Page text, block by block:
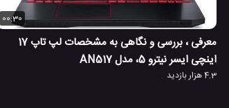
00:30
معرفی ، بررسی و نگاهی به مشخصات لپ تاپ 17
اینچی ایسر نیترو 5، مدل AN517
4.3 هزار بازدید